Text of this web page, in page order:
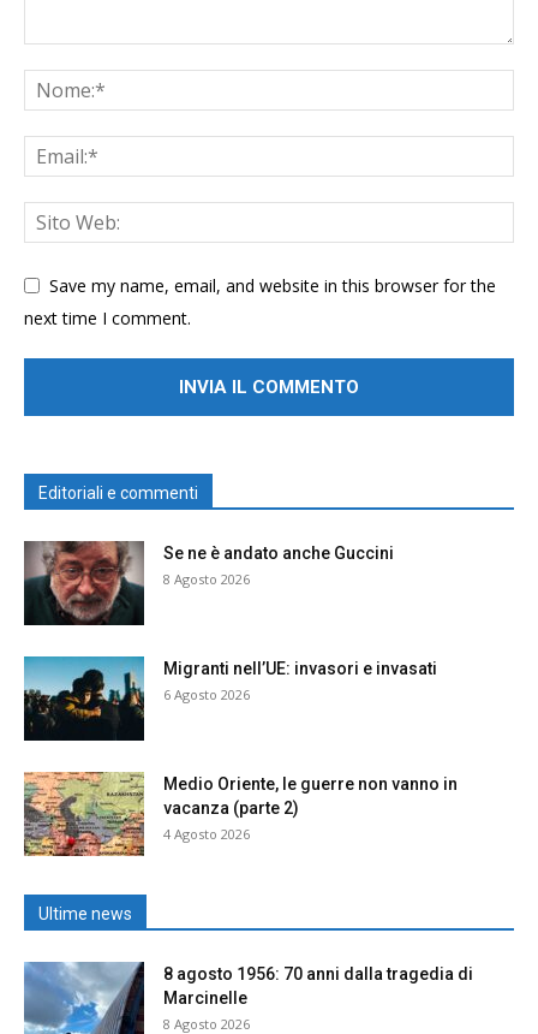
Save my name, email, and website in this browser for the
next time I comment.
Editoriali e commenti
Se ne è andato anche Guccini
8 Agosto 2026
Migranti nell’UE: invasori e invasati
6 Agosto 2026
Medio Oriente, le guerre non vanno in
vacanza (parte 2)
4 Agosto 2026
Ultime news
8 agosto 1956: 70 anni dalla tragedia di
Marcinelle
8 Agosto 2026